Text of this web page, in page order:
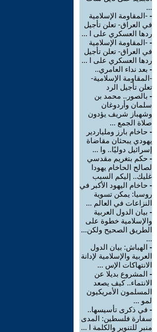
...
- -المقاومة الإسلامية
في العراق- تعلن تأجيل
ردها العسكري على ا ...
- -المقاومة الإسلامية
في العراق- تعلن تأجيل
ردها العسكري على ا ...
- بعد نداء العامري..
-المقاومة الإسلامية-
تعلن تأجيل الرد
- بالصور.. محمد بن
سلمان وأردوغان
وشهباز شريف يؤدون
صلاة الجمع ...
- حاخام بارز وملياردير
يهودي يبحثان مقاضاة
إسرائيل دوليًا.. وا ...
- حكم بتغريم مقدسي
لصالح الحاخام يهودا
غليك.. إليكم السبب
- حاخام اليهود الأكبر في
روسيا: يمكن تسوية
النزاعات في العالم ...
- بيان الدول العربية
والإسلامية خطوة على
الطريق الصحيح ولكن...
...
- الهباش: بيان الدول
العربية والإسلامية لإدانة
الانتهاكات الإس ...
- المشروع بديلا عن
الانتماء.. كيف يصعد
المسلمون الأمريكيون
لمو ...
- في ذكرى تأسيسها..
سفارة فلسطين: المدى
منبر للتنوير والكلمة ا ...